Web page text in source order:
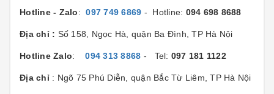
Hotline - Zalo:097 749 6869 - Hotline: 094 698 8688
Địa chỉ : Số 158, Ngọc Hà, quận Ba Đình, TP Hà Nội
Hotline Zalo:094 313 8868 - Tel: 097 181 1122
Địa chỉ : Ngõ 75 Phú Diễn, quận Bắc Từ Liêm, TP Hà Nội